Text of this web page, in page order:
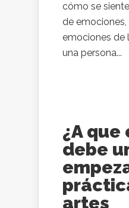
cómo se
de
emociones de
una persona...
¿A que
debe
artes